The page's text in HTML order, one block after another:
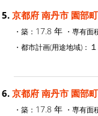
5. 京都府 南丹市 園部
・築： 17.8 年 ・専有面
・都市計画(用途地域)：
6. 京都府 南丹市 園部
・築： 17.8 年 ・専有面